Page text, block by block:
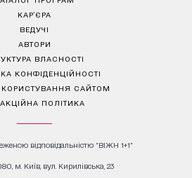
КАР’ЄРА
ВЕДУЧІ
АВТОРИ
ВЛАСНОСТІ
КОНФІДЕНЦІЙНОСТІ
КОРИСТУВАННЯ САЙТОМ
ПОЛІТИКА
відповідальністю "ВІЖН 1+1"
м. Київ, вул. Кирилівська, 23